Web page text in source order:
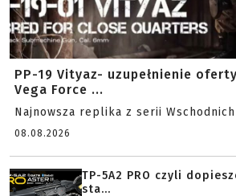
PP-19 Vityaz- uzupełnienie
Vega Force ...
Najnowsza replika z serii
08.08.2026
TP-5A2 PRO czyli
sta...